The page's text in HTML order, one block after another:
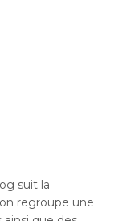
suit la
regroupe une